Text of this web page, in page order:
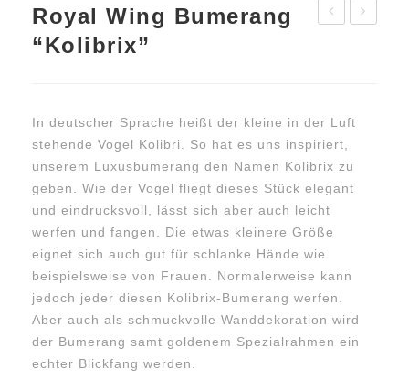
Royal Wing Bumerang
“Kolibrix”
In deutscher Sprache heißt der kleine in der Luft
stehende Vogel Kolibri. So hat es uns inspiriert,
unserem Luxusbumerang den Namen Kolibrix zu
geben. Wie der Vogel fliegt dieses Stück elegant
und eindrucksvoll, lässt sich aber auch leicht
werfen und fangen. Die etwas kleinere Größe
eignet sich auch gut für schlanke Hände wie
beispielsweise von Frauen. Normalerweise kann
jedoch jeder diesen Kolibrix-Bumerang werfen.
Aber auch als schmuckvolle Wanddekoration wird
der Bumerang samt goldenem Spezialrahmen ein
echter Blickfang werden.